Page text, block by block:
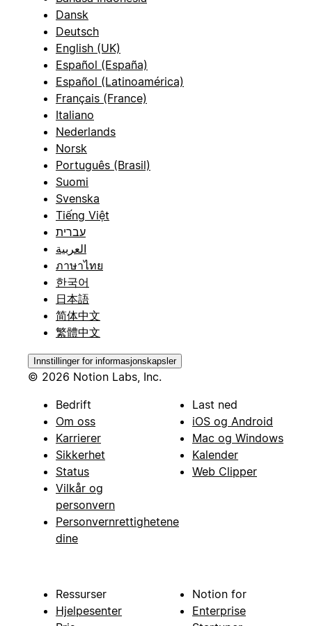
Dansk
Deutsch
English (UK)
Español (España)
Español (Latinoamérica)
Français (France)
Italiano
Nederlands
Norsk
Português (Brasil)
Suomi
Svenska
Tiếng Việt
עברית
العربية
ภาษาไทย
한국어
日本語
简体中文
繁體中文
Innstillinger for informasjonskapsler
© 2026 Notion Labs, Inc.
Bedrift
Om oss
Karrierer
Sikkerhet
Status
Vilkår og
personvern
Personvernrettighetene
dine
Last ned
iOS og Android
Mac og Windows
Kalender
Web Clipper
Ressurser
Hjelpesenter
Notion for
Enterprise